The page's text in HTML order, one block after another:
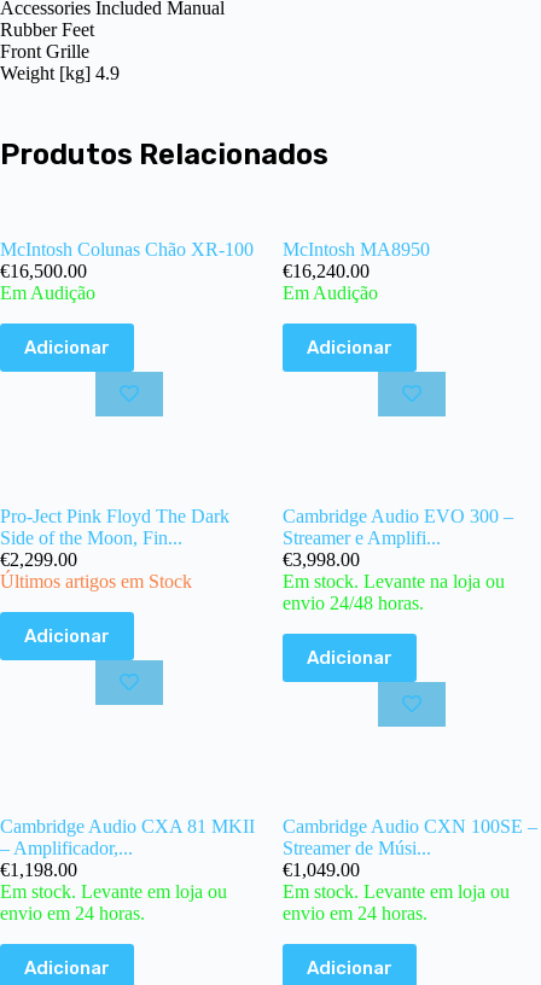
Accessories Included Manual
Rubber Feet
Front Grille
Weight [kg] 4.9
Produtos Relacionados
McIntosh Colunas Chão XR-100
€16,500.00
Em Audição
Adicionar
McIntosh MA8950
€16,240.00
Em Audição
Adicionar
Pro-Ject Pink Floyd The Dark
Side of the Moon, Fin...
€2,299.00
Últimos artigos em Stock
Adicionar
Cambridge Audio EVO 300 –
Streamer e Amplifi...
€3,998.00
Em stock. Levante na loja ou
envio 24/48 horas.
Adicionar
Cambridge Audio CXA 81 MKII
– Amplificador,...
€1,198.00
Em stock. Levante em loja ou
envio em 24 horas.
Adicionar
Cambridge Audio CXN 100SE –
Streamer de Músi...
€1,049.00
Em stock. Levante em loja ou
envio em 24 horas.
Adicionar